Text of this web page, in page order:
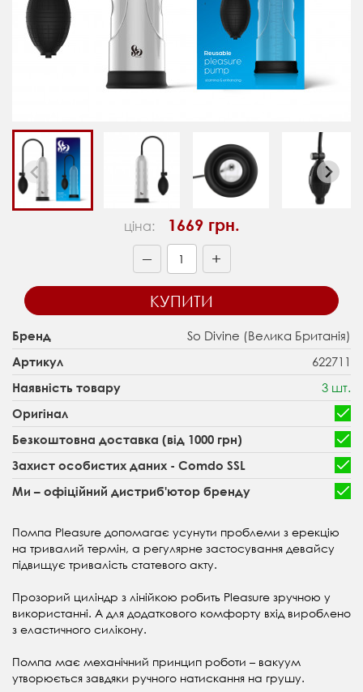
ціна: 1669 грн.
— +
КУПИТИ
Бренд So Divine (Велика Британія)
Артикул 622711
Наявність товару 3 шт.
Оригінал
Безкоштовна доставка (від 1000 грн)
Захист особистих даних - Comdo SSL
Ми – офіційний дистриб'ютор бренду
Помпа Pleasure допомагає усунути проблеми з ерекцію
на тривалий термін, а регулярне застосування девайсу
підвищує тривалість статевого акту.
Прозорий циліндр з лінійкою робить Pleasure зручною у
використанні. А для додаткового комфорту вхід вироблено
з еластичного силікону.
Помпа має механічний принцип роботи – вакуум
утворюється завдяки ручного натискання на грушу.